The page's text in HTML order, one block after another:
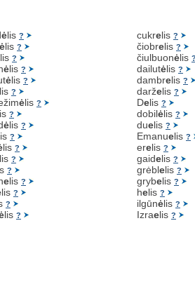
ėlis ?
ėlis ?
lis ?
ėlis ?
ėlis ?
lis ?
ėlis ?
?
ėlis ?
?
lis ?
lis ?
?
elis ?
lis ?
?
lis ?
cukrelis ?
čiobrelis ?
čiulbuonėlis
dailutėlis ?
dambrelis ?
darželis ?
Delis ?
dobilėlis ?
duelis ?
Emanuelis ?
erelis ?
gaidelis ?
grėblelis ?
grybelis ?
helis ?
ilgūnėlis ?
Izraelis ?